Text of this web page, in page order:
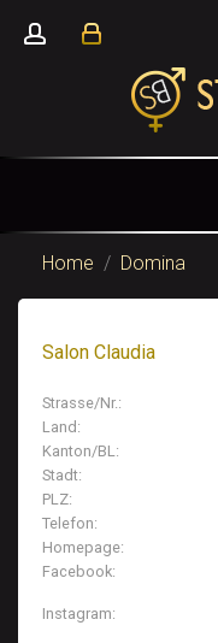
Home / Domina
Salon Claudia
Strasse/Nr.
Land
Kanton/BL
Stadt
PLZ
Telefon
Homepage
Facebook
Instagram